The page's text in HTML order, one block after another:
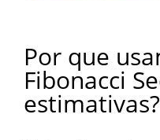
Por que
Fibonacci
estimativas?